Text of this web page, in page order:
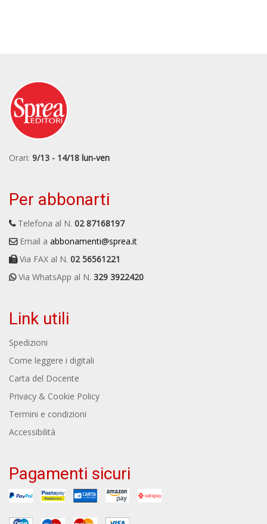
Orari: 9/13 - 14/18 lun-ven
Per abbonarti
Telefona al N. 02 87168197
Email a abbonamenti@sprea.it
Via FAX al N. 02 56561221
Via WhatsApp al N. 329 3922420
Link utili
Spedizioni
Come leggere i digitali
Carta del Docente
Privacy & Cookie Policy
Termini e condizioni
Accessibilità
Pagamenti sicuri